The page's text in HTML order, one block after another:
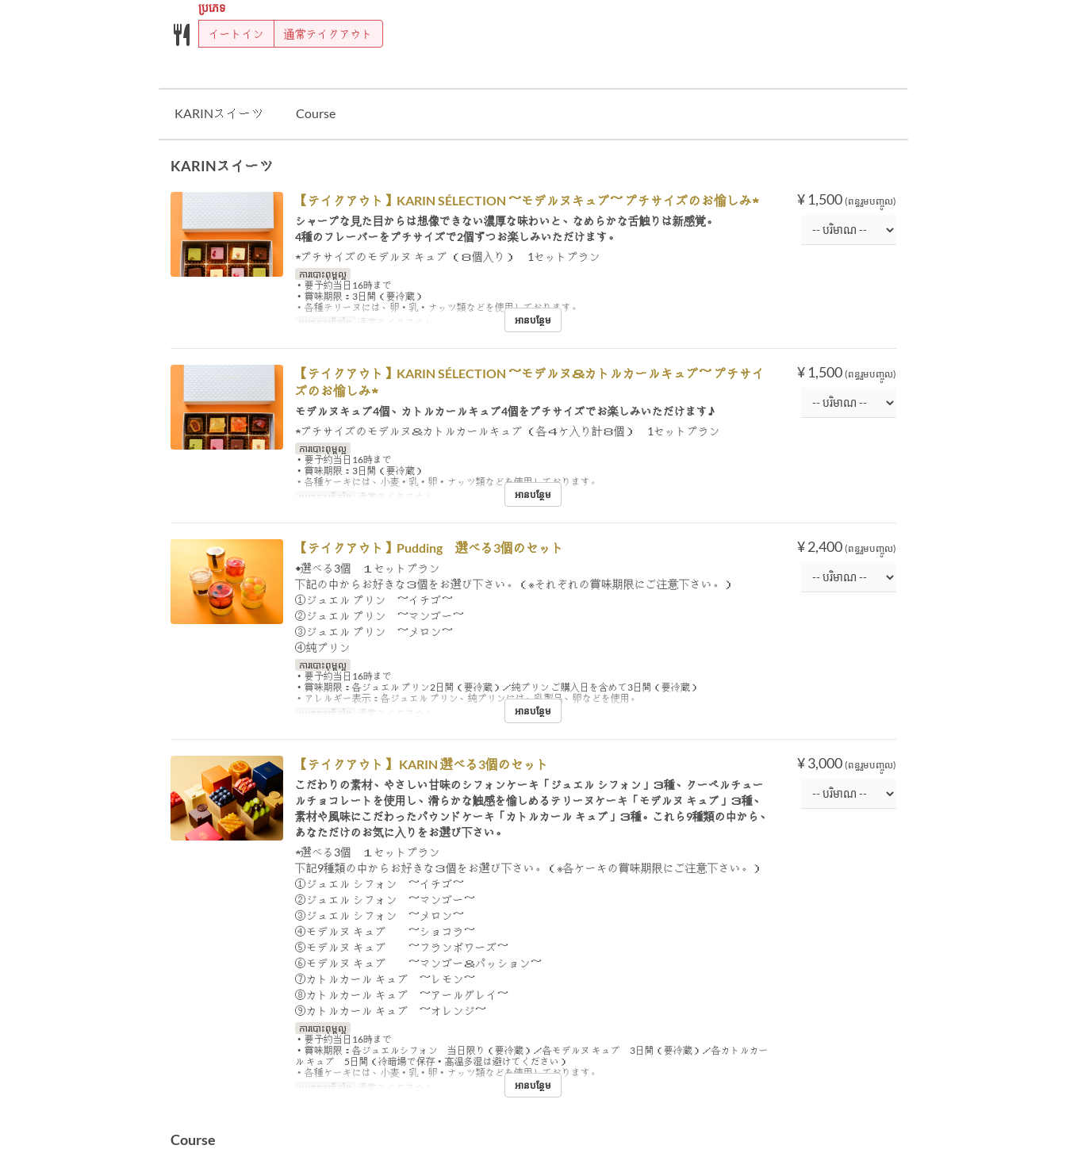
ប្រភេទ
イートイン
通常テイクアウト
KARINスイーツ Course
KARINスイーツ
¥ 1,500 (ពន្ធរួមបញ្ចូល)
【テイクアウト】KARIN SÉLECTION ～モデルヌキュブ～ プチサイズのお愉しみ★
シャープな見た目からは想像できない濃厚な味わいと、なめらかな舌触りは新感覚。
4種のフレーバーをプチサイズで2個ずつお楽しみいただけます。
★プチサイズのモデルヌ キュブ （８個入り） 1セットプラン
ការបោះពុម្ពល្អ
・要予約当日16時まで
・賞味期限：3日間（要冷蔵）
・各種テリーヌには、卵・乳・ナッツ類などを使用しております。
ប្រភេទកន្រ្ត័តាំង
通常テイクアウト អានបន្ថែម
¥ 1,500 (ពន្ធរួមបញ្ចូល)
【テイクアウト】KARIN SÉLECTION ～モデルヌ＆カトルカールキュブ～ プチサイ
ズのお愉しみ★
モデルヌキュブ4個、カトルカールキュブ4個をプチサイズでお楽しみいただけます♪
★プチサイズのモデルヌ＆カトルカールキュブ （各４ケ入り計８個） 1セットプラン
ការបោះពុម្ពល្អ
・要予約当日16時まで
・賞味期限：3日間（要冷蔵）
・各種ケーキには、小麦・乳・卵・ナッツ類などを使用しております。
ប្រភេទកន្រ្ត័តាំង
通常テイクアウト អានបន្ថែម
¥ 2,400 (ពន្ធរួមបញ្ចូល)
【テイクアウト】Pudding 選べる3個のセット
◆選べる3個 １セットプラン
下記の中からお好きな３個をお選び下さい。（※それぞれの賞味期限にご注意下さい。）
①ジュエル プリン ～イチゴ～
②ジュエル プリン ～マンゴー～
③ジュエル プリン ～メロン～
④純プリン
ការបោះពុម្ពល្អ
・要予約当日16時まで
・賞味期限：各ジュエル プリン2日間（要冷蔵）／純プリン ご購入日を含めて3日間（要冷蔵）
・アレルギー表示：各ジュエル プリン、純プリンには、乳製品、卵などを使用。
ប្រភេទកន្រ្ត័តាំង
通常テイクアウト អានបន្ថែម
¥ 3,000 (ពន្ធរួមបញ្ចូល)
【テイクアウト】 KARIN 選べる3個のセット
こだわりの素材、やさしい甘味のシフォンケーキ「ジュエル シフォン」３種、クーベルチュー
ルチョコレートを使用し、滑らかな触感を愉しめるテリーヌケーキ「モデルヌ キュブ」３種、
素材や風味にこだわったパウンドケーキ「カトルカール キュブ」３種。これら9種類の中から、
あなただけのお気に入りをお選び下さい。
★選べる3個 １セットプラン
下記9種類の中からお好きな３個をお選び下さい。（※各ケーキの賞味期限にご注意下さい。）
①ジュエル シフォン ～イチゴ～
②ジュエル シフォン ～マンゴー～
③ジュエル シフォン ～メロン～
④モデルヌ キュブ ～ショコラ～
⑤モデルヌ キュブ ～フランボワーズ～
⑥モデルヌ キュブ ～マンゴー＆パッション～
⑦カトルカール キュブ ～レモン～
⑧カトルカール キュブ ～アールグレイ～
⑨カトルカール キュブ ～オレンジ～
ការបោះពុម្ពល្អ
・要予約当日16時まで
・賞味期限：各ジュエルシフォン 当日限り（要冷蔵）／各モデルヌ キュブ 3日間（要冷蔵）／各カトルカー
ル キュブ 5日間（冷暗場で保存・高温多湿は避けてください）
・各種ケーキには、小麦・乳・卵・ナッツ類などを使用しております。
ប្រភេទកន្រ្ត័តាំង
通常テイクアウト អានបន្ថែម
Course